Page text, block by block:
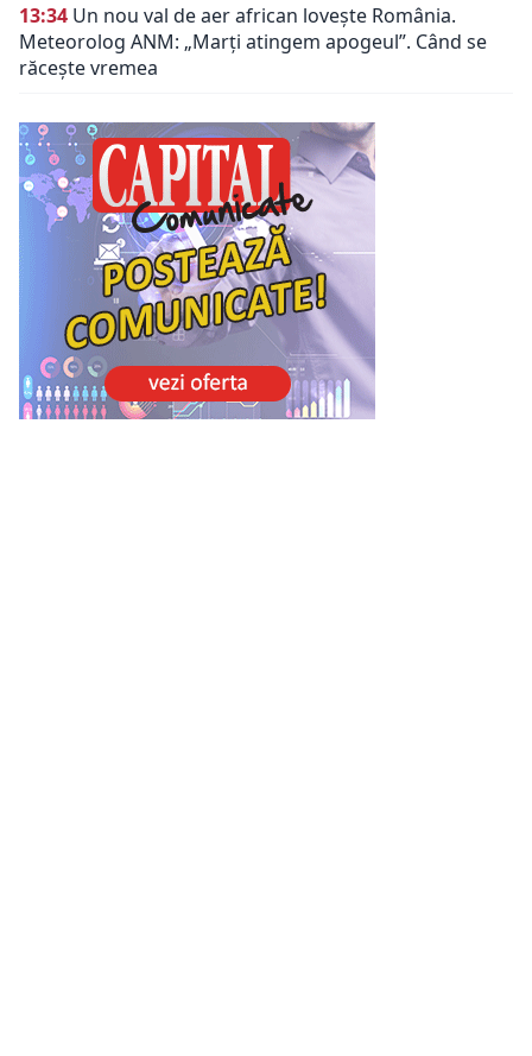
13:34 Un nou val de aer african lovește România.
Meteorolog ANM: „Marți atingem apogeul”. Când se
răcește vremea